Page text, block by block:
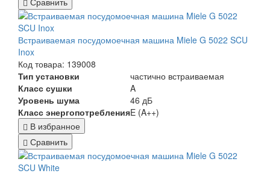
Встраиваемая посудомоечная машина Miele G 5022 SCU
Inox
Код товара: 139008
Тип установки
частично встраиваемая
Класс сушки
A
Уровень шума
46 дБ
Класс энергопотребленияE (A++)
В избранное
Сравнить